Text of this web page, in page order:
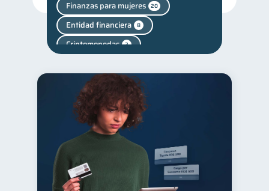
Finanzas para mujeres 20
Entidad financiera 8
Criptomonedas 2
Fraudes Salud mental
Finanzas personales 44
Manejo de deudas 31
Educación financiera
Finanzas para jóvenes 30
Control de deudas